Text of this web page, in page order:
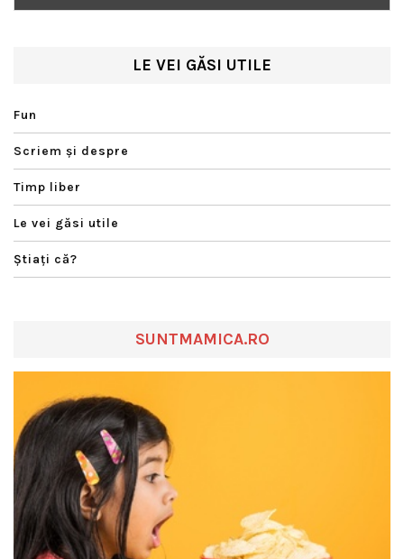
LE VEI GĂSI UTILE
Fun
Scriem şi despre
Timp liber
Le vei găsi utile
Ştiaţi că?
SUNTMAMICA.RO